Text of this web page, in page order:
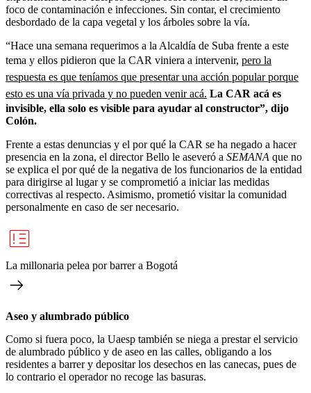
foco de contaminación e infecciones. Sin contar, el crecimiento
desbordado de la capa vegetal y los árboles sobre la vía.
“Hace una semana requerimos a la Alcaldía de Suba frente a este
tema y ellos pidieron que la CAR viniera a intervenir, pero la
respuesta es que teníamos que presentar una acción popular porque
esto es una vía privada y no pueden venir acá. La CAR acá es
invisible, ella solo es visible para ayudar al constructor”, dijo
Colón.
Frente a estas denuncias y el por qué la CAR se ha negado a hacer
presencia en la zona, el director Bello le aseveró a SEMANA que no
se explica el por qué de la negativa de los funcionarios de la entidad
para dirigirse al lugar y se comprometió a iniciar las medidas
correctivas al respecto. Asimismo, prometió visitar la comunidad
personalmente en caso de ser necesario.
La millonaria pelea por barrer a Bogotá
Aseo y alumbrado público
Como si fuera poco, la Uaesp también se niega a prestar el servicio
de alumbrado público y de aseo en las calles, obligando a los
residentes a barrer y depositar los desechos en las canecas, pues de
lo contrario el operador no recoge las basuras.